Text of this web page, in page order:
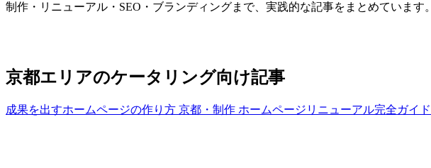
制作・リニューアル・SEO・ブランディングまで、実践的な記事をまとめています。
京都エリアのケータリング向け記事
成果を出すホームページの作り方 京都・制作 ホームページリニューアル完全ガイド